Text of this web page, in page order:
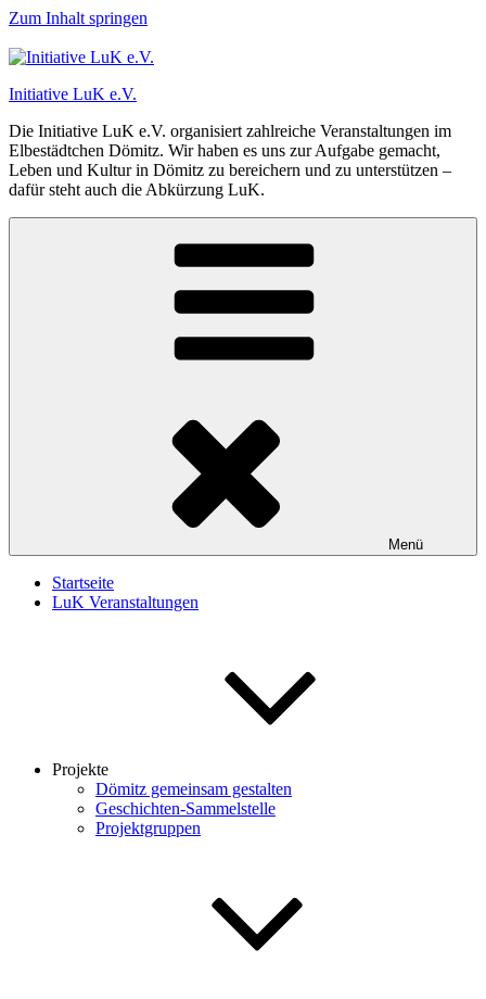
Zum Inhalt springen
Initiative LuK e.V.
Die Initiative LuK e.V. organisiert zahlreiche Veranstaltungen im
Elbestädtchen Dömitz. Wir haben es uns zur Aufgabe gemacht,
Leben und Kultur in Dömitz zu bereichern und zu unterstützen –
dafür steht auch die Abkürzung LuK.
Menü
Startseite
LuK Veranstaltungen
Projekte
Dömitz gemeinsam gestalten
Geschichten-Sammelstelle
Projektgruppen